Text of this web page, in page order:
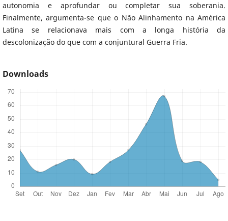
autonomia e aprofundar ou completar sua soberania.
Finalmente, argumenta-se que o Não Alinhamento na América
Latina se relacionava mais com a longa história da
descolonização do que com a conjuntural Guerra Fria.
Downloads